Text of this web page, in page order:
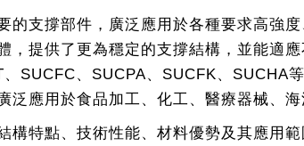
的支撐部件，廣泛應用於各種要求高強
，提供了更為穩定的支撐結構，並能適應
SUCFC、SUCPA、SUCFK、SUCHA
泛應用於食品加工、化工、醫療器械、海
構特點、技術性能、材料優勢及其應用